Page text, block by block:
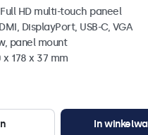
HD multi-touch paneel
DisplayPort, USB-C, VGA
panel mount
178 x 37 mm
In